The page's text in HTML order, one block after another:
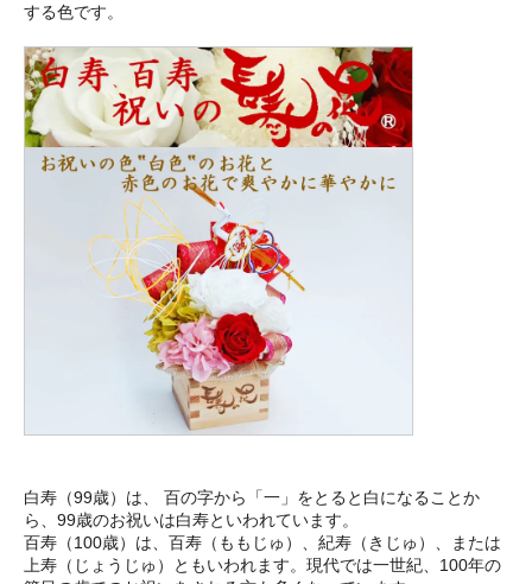
する色です。
白寿（99歳）は、 百の字から「一」をとると白になることか
ら、99歳のお祝いは白寿といわれています。
百寿（100歳）は、百寿（ももじゅ）、紀寿（きじゅ）、または
上寿（じょうじゅ）ともいわれます。現代では一世紀、100年の